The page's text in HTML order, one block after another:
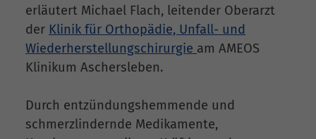
erläutert Michael Flach, leitender Oberarzt
der Klinik für Orthopädie, Unfall- und
Wiederherstellungschirurgie am AMEOS
Klinikum Aschersleben.
Durch entzündungshemmende und
schmerzlindernde Medikamente,